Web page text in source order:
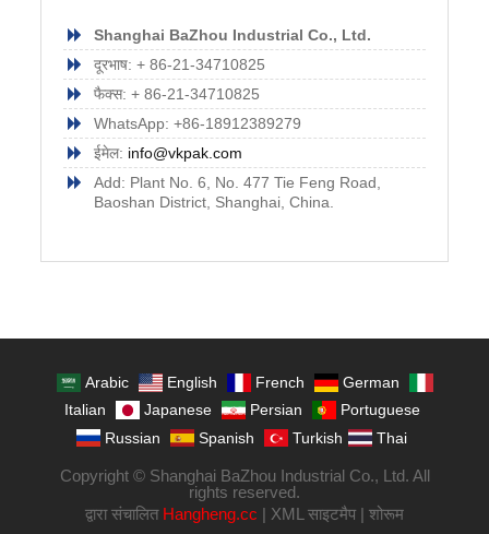
Shanghai BaZhou Industrial Co., Ltd.
दूरभाष: + 86-21-34710825
फैक्स: + 86-21-34710825
WhatsApp: +86-18912389279
ईमेल: info@vkpak.com
Add: Plant No. 6, No. 477 Tie Feng Road,
Baoshan District, Shanghai, China.
Arabic English French
German
Italian
Japanese Persian
Portuguese
Russian
Spanish Turkish Thai
Copyright © Shanghai BaZhou Industrial Co., Ltd. All
rights reserved.
द्वारा संचालित Hangheng.cc | XML साइटमैप | शोरूम